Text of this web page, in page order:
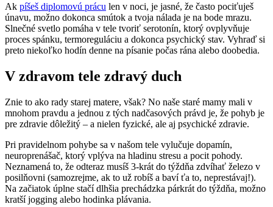
Ak píšeš diplomovú prácu len v noci, je jasné, že často pociťuješ
únavu, možno dokonca smútok a tvoja nálada je na bode mrazu.
Slnečné svetlo pomáha v tele tvoriť serotonín, ktorý ovplyvňuje
proces spánku, termoreguláciu a dokonca psychický stav. Vyhraď si
preto niekoľko hodín denne na písanie počas rána alebo doobedia.
V zdravom tele zdravý duch
Znie to ako rady starej matere, však? No naše staré mamy mali v
mnohom pravdu a jednou z tých nadčasových právd je, že pohyb je
pre zdravie dôležitý – a nielen fyzické, ale aj psychické zdravie.
Pri pravidelnom pohybe sa v našom tele vylučuje dopamín,
neuroprenášač, ktorý vplýva na hladinu stresu a pocit pohody.
Neznamená to, že odteraz musíš 3-krát do týždňa zdvíhať železo v
posilňovni (samozrejme, ak to už robíš a baví ťa to, neprestávaj!).
Na začiatok úplne stačí dlhšia prechádzka párkrát do týždňa, možno
kratší jogging alebo hodinka plávania.